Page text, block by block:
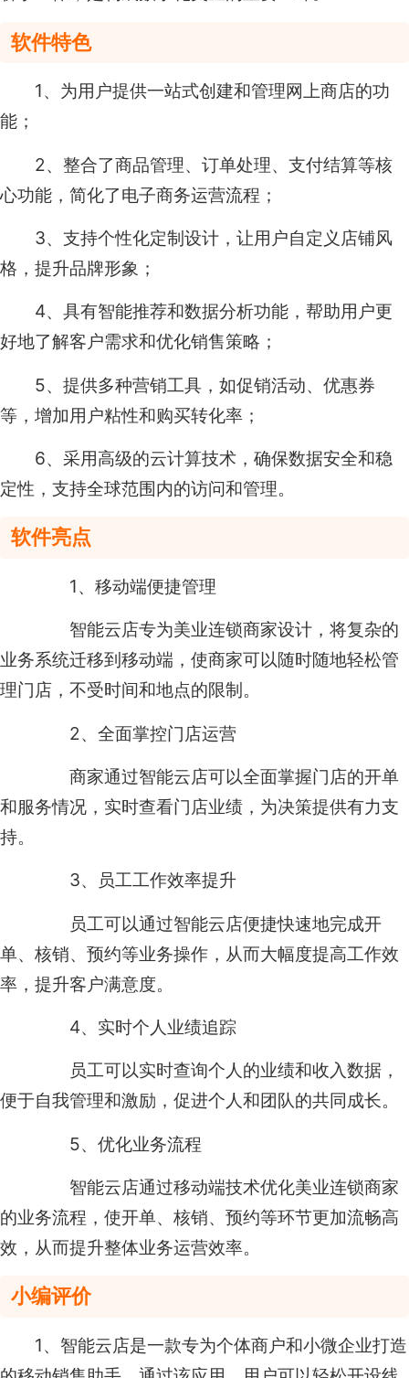
软件特色
1、为用户提供一站式创建和管理网上商店的功
能；
2、整合了商品管理、订单处理、支付结算等核
心功能，简化了电子商务运营流程；
3、支持个性化定制设计，让用户自定义店铺风
格，提升品牌形象；
4、具有智能推荐和数据分析功能，帮助用户更
好地了解客户需求和优化销售策略；
5、提供多种营销工具，如促销活动、优惠券
等，增加用户粘性和购买转化率；
6、采用高级的云计算技术，确保数据安全和稳
定性，支持全球范围内的访问和管理。
软件亮点
1、移动端便捷管理
智能云店专为美业连锁商家设计，将复杂的
业务系统迁移到移动端，使商家可以随时随地轻松管
理门店，不受时间和地点的限制。
2、全面掌控门店运营
商家通过智能云店可以全面掌握门店的开单
和服务情况，实时查看门店业绩，为决策提供有力支
持。
3、员工工作效率提升
员工可以通过智能云店便捷快速地完成开
单、核销、预约等业务操作，从而大幅度提高工作效
率，提升客户满意度。
4、实时个人业绩追踪
员工可以实时查询个人的业绩和收入数据，
便于自我管理和激励，促进个人和团队的共同成长。
5、优化业务流程
智能云店通过移动端技术优化美业连锁商家
的业务流程，使开单、核销、预约等环节更加流畅高
效，从而提升整体业务运营效率。
小编评价
1、智能云店是一款专为个体商户和小微企业打造